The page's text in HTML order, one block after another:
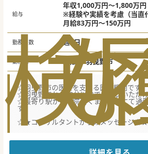
検
な
給与
年収1,000万円～1,800万円
※経験や実績を考慮（当直
月給83万円～150万円
勤務日数 週5日
勤務地 大阪府 羽曳野市
☆羽曳野市の医療を支える医療機関です。
☆羽曳野ICから10分以内でお通いいただ
☆最寄り駅から病院近くまでバスにて通
す。
☆★コンサルタントからのメッセージ☆★
質の高い医療を目指し、患者様にも職員